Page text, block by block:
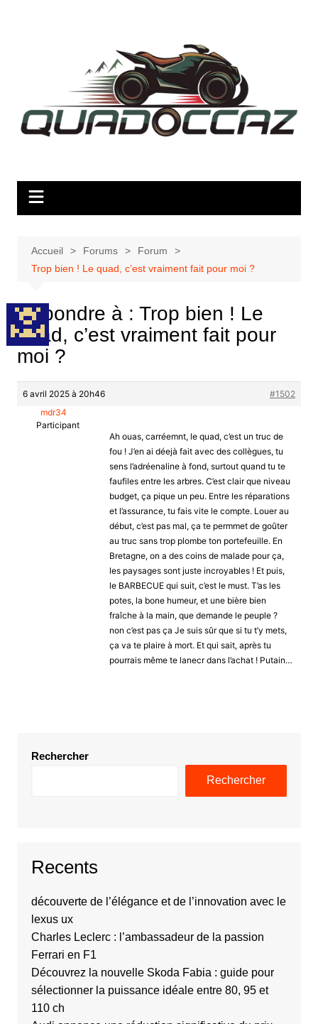
Accueil Forums
Forum
Trop bien ! Le quad, c’est vraiment fait pour moi ?
Répondre à : Trop bien ! Le
quad, c’est vraiment fait pour
moi ?
6 avril 2025 à 20h46
#1502
mdr34
Participant
Ah ouas, carréemnt, le quad, c’est un truc de
fou ! J’en ai déejà fait avec des collègues, tu
sens l’adréenaline à fond, surtout quand tu te
faufiles entre les arbres. C’est clair que niveau
budget, ça pique un peu. Entre les réparations
et l’assurance, tu fais vite le compte. Louer au
début, c’est pas mal, ça te permmet de goûter
au truc sans trop plombe ton portefeuille. En
Bretagne, on a des coins de malade pour ça,
les paysages sont juste incroyables ! Et puis,
le BARBECUE qui suit, c’est le must. T’as les
potes, la bone humeur, et une bière bien
fraîche à la main, que demande le peuple ?
non c’est pas ça Je suis sûr que si tu t’y mets,
ça va te plaire à mort. Et qui sait, après tu
pourrais même te lanecr dans l’achat ! Putain…
Rechercher
Rechercher
Recents
découverte de l’élégance et de l’innovation avec le
lexus ux
Charles Leclerc : l’ambassadeur de la passion
Ferrari en F1
Découvrez la nouvelle Skoda Fabia : guide pour
sélectionner la puissance idéale entre 80, 95 et
110 ch